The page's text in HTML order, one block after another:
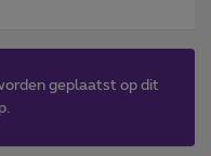
geplaatst op dit